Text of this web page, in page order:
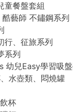
童餐盤套組
藝師 不鏽鋼系列
行、征旅系列
系列
幼兒Easy學習吸
水壺類、悶燒罐
杯